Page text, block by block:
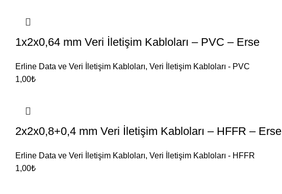
1x2x0,64 mm Veri İletişim Kabloları – PVC – Erse
Erline Data ve Veri İletişim Kabloları, Veri İletişim Kabloları - PVC
1,00₺
2x2x0,8+0,4 mm Veri İletişim Kabloları – HFFR – Erse
Erline Data ve Veri İletişim Kabloları, Veri İletişim Kabloları - HFFR
1,00₺